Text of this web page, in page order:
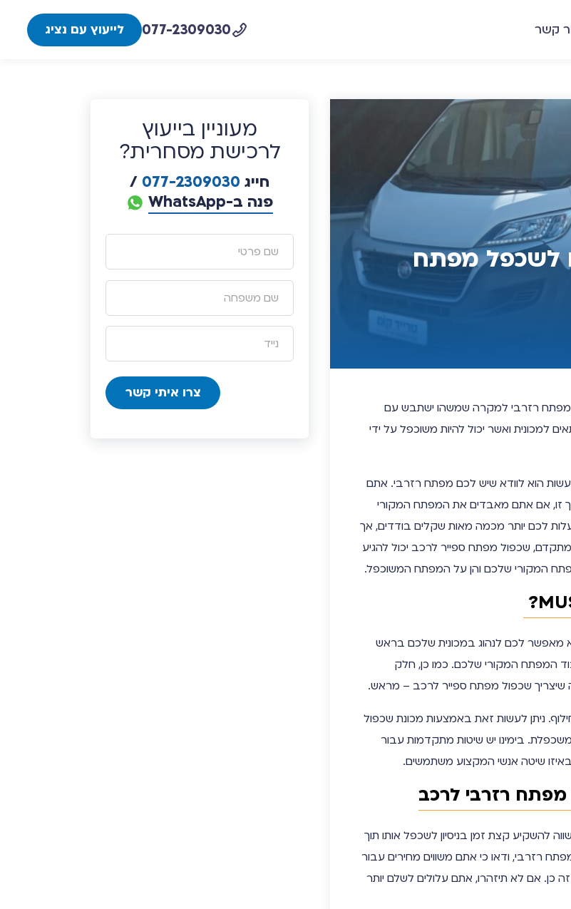
קשר 077-2309030 לייעוץ עם נציג
לשכפל מפתח
מפתח רזרבי למקרה שמשהו ישתבש עם
ואשר יכול להיות משוכפל על ידי
הוא לוודא שיש לכם מפתח רזרבי. אתם
זו, אם אתם מאבדים את המפתח המקורי
לכם יותר מכמה מאות שקלים בודדים, אך
שכפול מפתח ספייר לרכב יכול להגיע
המקורי שלכם והן על המפתח המשוכפל.
מאפשר לכם לנהוג במכונית שלכם בראש
המפתח המקורי שלכם. כמו כן, חלק
שכפול מפתח ספייר לרכב – מראש.
ניתן לעשות זאת באמצעות מכונת שכפול
בימינו יש שיטות מתקדמות עבור
שיטה אנשי המקצוע משתמשים.
רזרבי לרכב
להשקיע קצת זמן בניסיון לשכפל אותו תוך
רזרבי, ודאו כי אתם משווים מחירים עבור
כן. אם לא תיזהרו, אתם עלולים לשלם יותר
מעוניין בייעוץ
לרכישת מסחרית?
חייג 077-2309030
/
פנה ב-WhatsApp